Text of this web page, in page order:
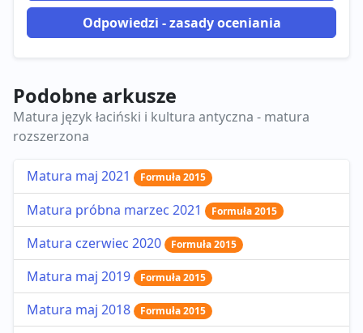
Odpowiedzi - zasady oceniania
Podobne arkusze
Matura język łaciński i kultura antyczna - matura
rozszerzona
Matura maj 2021 Formuła 2015
Matura próbna marzec 2021 Formuła 2015
Matura czerwiec 2020 Formuła 2015
Matura maj 2019 Formuła 2015
Matura maj 2018 Formuła 2015